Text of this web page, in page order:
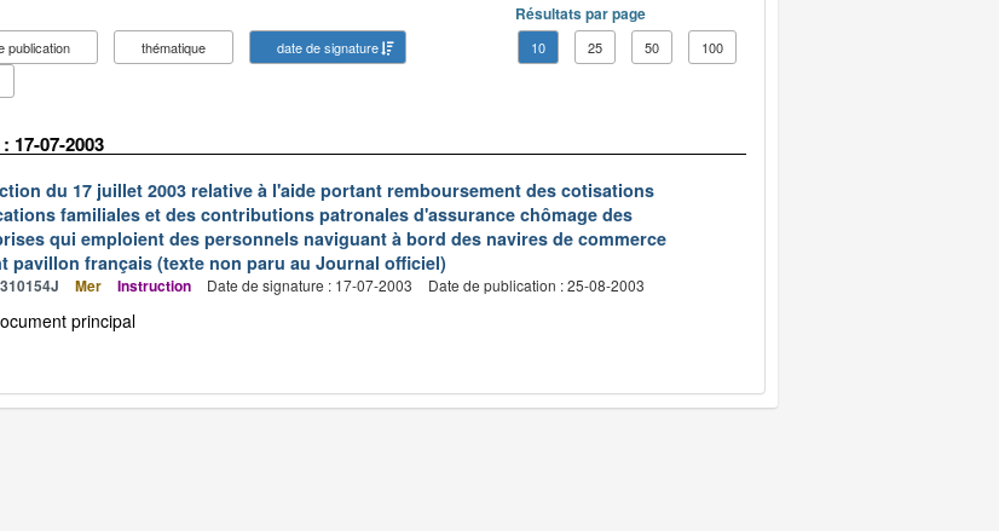
publication thématique
date de signature
Résultats par page
10 25 50 100
17-07-2003
du 17 juillet 2003 relative à l'aide portant remboursement des cotisations
familiales et des contributions patronales d'assurance chômage des
qui emploient des personnels naviguant à bord des navires de commerce
pavillon français (texte non paru au Journal officiel)
Mer Instruction Date de signature : 17-07-2003 Date de publication : 25-08-2003
principal